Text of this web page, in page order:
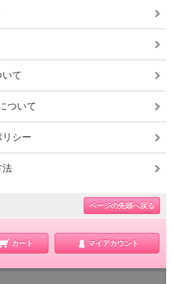
て
ついて
リシー
法
ページの先頭へ戻る
カート マイアカウント